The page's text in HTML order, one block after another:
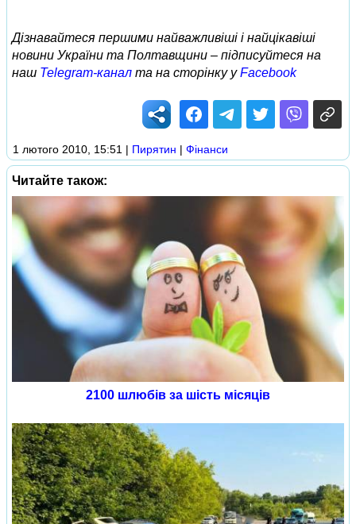
Дізнавайтеся першими найважливіші і найцікавіші
новини України та Полтавщини – підписуйтеся на
наш Telegram-канал та на сторінку уFacebook
1 лютого 2010, 15:51 | Пирятин | Фінанси
Читайте також:
2100 шлюбів за шість місяців